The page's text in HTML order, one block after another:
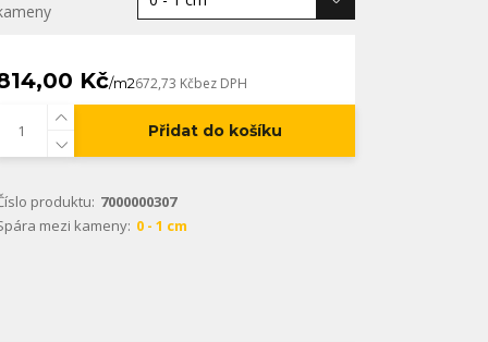
Kč/m2672,73 Kčbez DPH
Přidat do košíku
produktu: 7000000307
mezi kameny: 0 - 1 cm